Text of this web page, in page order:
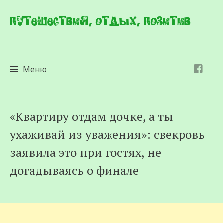
Путешествия, отдых, позитив
Меню
к
содержимому
«Квартиру отдам дочке, а ты
ухаживай из уважения»: свекровь
заявила это при гостях, не
догадываясь о финале